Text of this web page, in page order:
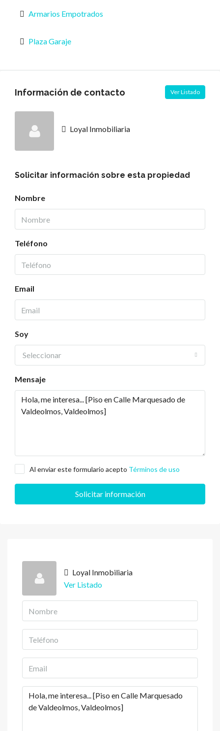
Armarios Empotrados
Plaza Garaje
Información de contacto Ver Listado
Loyal Inmobiliaria
Solicitar información sobre esta propiedad
Nombre
Teléfono
Email
Soy
Seleccionar
Mensaje
Al enviar este formulario acepto Términos de uso
Solicitar información
Loyal Inmobiliaria
Ver Listado